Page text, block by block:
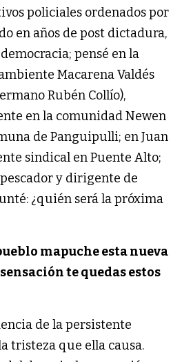
policiales ordenados por
en años de post dictadura,
pensé en la
Macarena Valdés
Rubén Collío),
en la comunidad Newen
de Panguipulli; en Juan
sindical en Puente Alto;
y dirigente de
¿quién será la próxima
mapuche esta nueva
te quedas estos
de la persistente
tristeza que ella causa.